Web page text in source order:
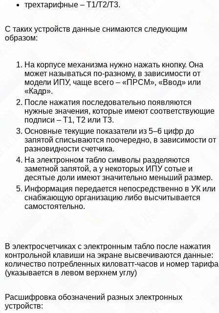
трехтарифные – Т1/Т2/Т3.
С таких устройств данные снимаются следующим
образом:
На корпусе механизма нужно нажать кнопку. Она
может называться по-разному, в зависимости от
модели ИПУ, чаще всего – «ПРСМ», «Ввод» или
«Кадр».
После нажатия последовательно появляются
нужные значения, которые имеют соответствующие
подписи – T1, T2 или T3.
Основные текущие показатели из 5–6 цифр до
запятой списываются поочередно, в зависимости от
разновидности счетчика.
На электронном табло символы разделяются
заметной запятой, а у некоторых ИПУ сотые и
десятые доли имеют значительно меньший размер.
Информация передается непосредственно в УК или
снабжающую организацию либо высчитывается
самостоятельно.
В электросчетчиках с электронным табло после нажатия
контрольной клавиши на экране высвечиваются данные:
количество потрeбленных киловатт-часов и номер тарифа
(указывается в левом верхнем углу)
Расшифровка обозначений разных электронных
устройств: